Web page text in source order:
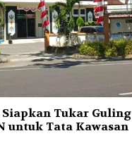
Siapkan Tukar Guling
untuk Tata Kawasan